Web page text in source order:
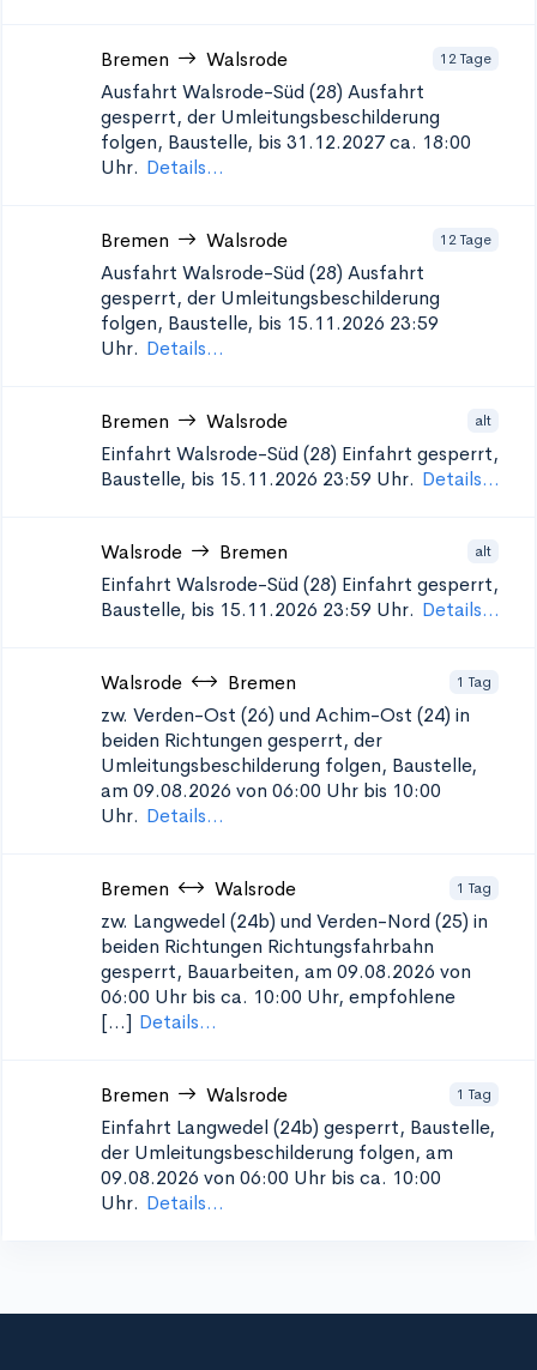
Bremen Walsrode 12 Tage
Ausfahrt Walsrode-Süd (28) Ausfahrt
gesperrt, der Umleitungsbeschilderung
folgen, Baustelle, bis 31.12.2027 ca. 18:00
Uhr. Details...
Bremen Walsrode 12 Tage
Ausfahrt Walsrode-Süd (28) Ausfahrt
gesperrt, der Umleitungsbeschilderung
folgen, Baustelle, bis 15.11.2026 23:59
Uhr. Details...
Bremen Walsrode alt
Einfahrt Walsrode-Süd (28) Einfahrt gesperrt,
Baustelle, bis 15.11.2026 23:59 Uhr. Details...
Walsrode Bremen alt
Einfahrt Walsrode-Süd (28) Einfahrt gesperrt,
Baustelle, bis 15.11.2026 23:59 Uhr. Details...
Walsrode Bremen 1 Tag
zw. Verden-Ost (26) und Achim-Ost (24) in
beiden Richtungen gesperrt, der
Umleitungsbeschilderung folgen, Baustelle,
am 09.08.2026 von 06:00 Uhr bis 10:00
Uhr. Details...
Bremen Walsrode 1 Tag
zw. Langwedel (24b) und Verden-Nord (25) in
beiden Richtungen Richtungsfahrbahn
gesperrt, Bauarbeiten, am 09.08.2026 von
06:00 Uhr bis ca. 10:00 Uhr, empfohlene
[...] Details...
Bremen Walsrode 1 Tag
Einfahrt Langwedel (24b) gesperrt, Baustelle,
der Umleitungsbeschilderung folgen, am
09.08.2026 von 06:00 Uhr bis ca. 10:00
Uhr. Details...